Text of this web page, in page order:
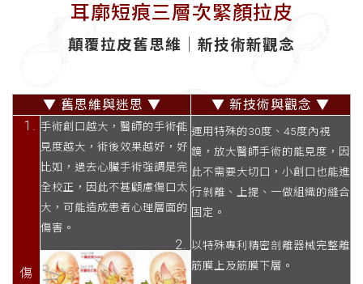
耳廓短痕三層次緊顏拉皮
顛覆拉皮舊思維│新技術新觀念
▼ 舊思維與迷思 ▼ ▼ 新技術與觀念 ▼
傷
手術創口越大，醫師的手術能
見度越大，術後效果越好，好
比如，過去心臟手術強調是完
全校正，因此不甚顧慮傷口太
大，可能造成患者心理層面的
傷害。
運用特殊的30度、45度內視
鏡，放大醫師手術的能見度，因
此不需要大切口，小創口也能進
行剝離、上提、一做組織的縫合
固定。
以特殊專利精密剖離器械完整離
筋膜上及筋膜下層。